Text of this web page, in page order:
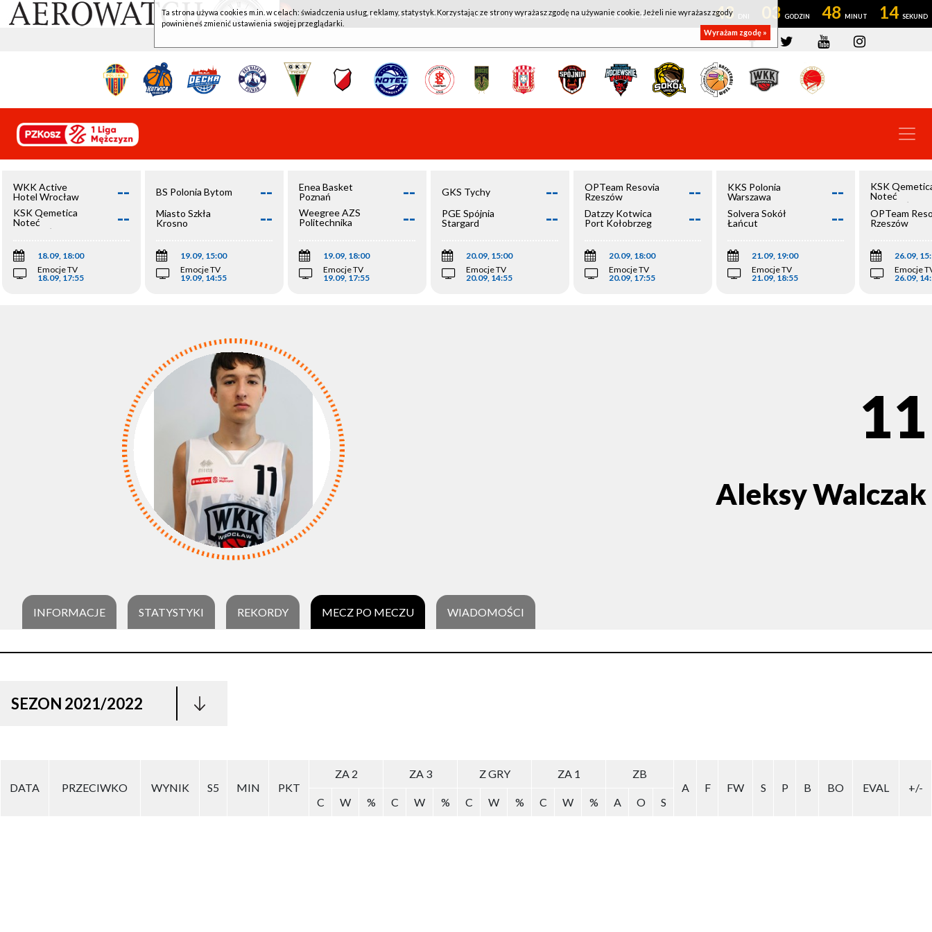
WKK ACTIVE HOTEL WROCŁAW - KSK QEMETICA NOTEĆ INOWROCŁAW 43 03 48 14
WKK Active
Hotel Wrocław
--
KSK Qemetica
Noteć
Inowrocław
--
18.09, 18:00
Emocje TV
18.09, 17:55
BS Polonia Bytom --
Miasto Szkła
Krosno
--
19.09, 15:00
Emocje TV
19.09, 14:55
Enea Basket
Poznań
--
Weegree AZS
Politechnika
--
19.09, 18:00
Emocje TV
19.09, 17:55
GKS Tychy --
PGE Spójnia
Stargard
--
20.09, 15:00
Emocje TV
20.09, 14:55
OPTeam Resovia
Rzeszów
--
Datzzy Kotwica
Port Kołobrzeg
--
20.09, 18:00
Emocje TV
20.09, 17:55
KKS Polonia
Warszawa
--
Solvera Sokół
Łańcut
--
21.09, 19:00
Emocje TV
21.09, 18:55
KSK
Noteć
Inowrocław
OPTeam
Rzeszów
26.09,
Emocje
26.09,
11
Aleksy Walczak
INFORMACJE STATYSTYKI REKORDY MECZ PO MECZU WIADOMOŚCI
SEZON 2021/2022
DATA PRZECIWKO WYNIK S5 MIN PKT
ZA 2 ZA 3 Z GRY ZA 1
ZB
A
F FW S P B BO EVAL
+/-
C
W % C W % C W % C W % A O S
Ta strona używa cookies m.in. w celach: świadczenia usług, reklamy, statystyk. Korzystając ze strony wyrażasz zgodę na używanie cookie. Jeżeli nie wyrażasz zgody
powinieneś zmienić ustawienia swojej przeglądarki.
Wyrażam zgodę »